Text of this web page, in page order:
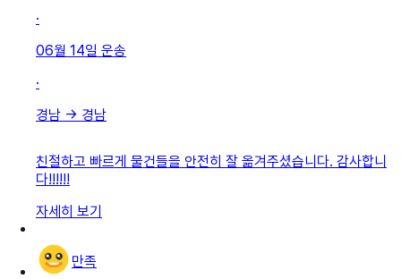
·
06월 14일 운송
·
경남 → 경남
친절하고 빠르게 물건들을 안전히 잘 옮겨주셨습니다. 감사합니
다!!!!!!
자세히 보기
만족